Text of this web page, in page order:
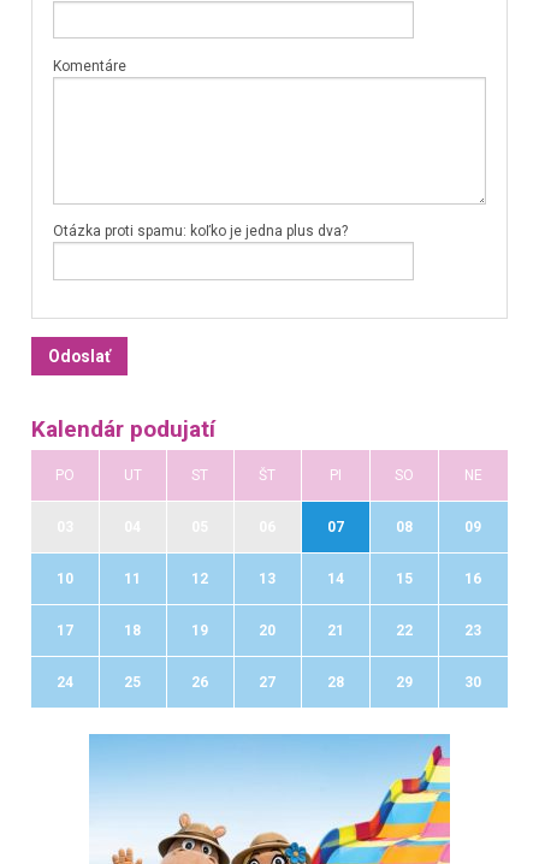
Komentáre
Otázka proti spamu: koľko je jedna plus dva?
Kalendár podujatí
PO UT ST ŠT PI SO NE
07 08 09
10 11 12 13 14 15 16
17 18 19 20 21 22 23
24 25 26 27 28 29 30